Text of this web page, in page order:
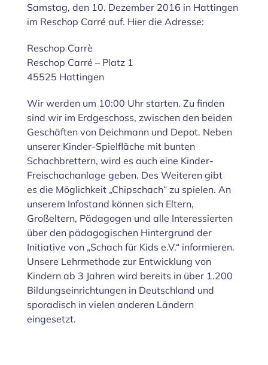
Samstag, den 10. Dezember 2016 in Hattingen
im Reschop Carré auf. Hier die Adresse:
Reschop Carrè
Reschop Carré – Platz 1
45525 Hattingen
Wir werden um 10:00 Uhr starten. Zu finden
sind wir im Erdgeschoss, zwischen den beiden
Geschäften von Deichmann und Depot. Neben
unserer Kinder-Spielfläche mit bunten
Schachbrettern, wird es auch eine Kinder-
Freischachanlage geben. Des Weiteren gibt
es die Möglichkeit „Chipschach“ zu spielen. An
unserem Infostand können sich Eltern,
Großeltern, Pädagogen und alle Interessierten
über den pädagogischen Hintergrund der
Initiative von „Schach für Kids e.V.“ informieren.
Unsere Lehrmethode zur Entwicklung von
Kindern ab 3 Jahren wird bereits in über 1.200
Bildungseinrichtungen in Deutschland und
sporadisch in vielen anderen Ländern
eingesetzt.